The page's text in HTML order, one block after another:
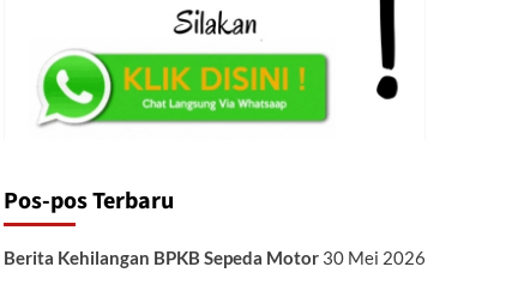
Pos-pos Terbaru
Berita Kehilangan BPKB Sepeda Motor 30 Mei 2026